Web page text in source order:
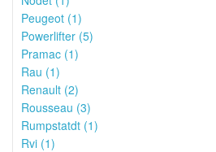
Peugeot (1)
Powerlifter (5)
Pramac (1)
Rau (1)
Renault (2)
Rousseau (3)
Rumpstatdt (1)
Rvi (1)